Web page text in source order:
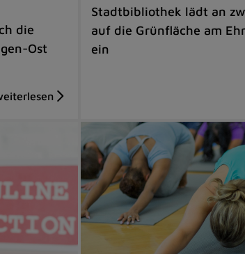
die
Ost
Stadtbibliothek lädt an
auf die Grünfläche am
ein